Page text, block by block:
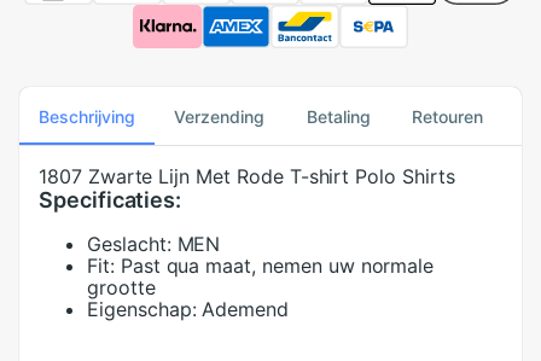
Beschrijving Verzending Betaling Retouren
1807 Zwarte Lijn Met Rode T-shirt Polo Shirts
Specificaties:
Geslacht: MEN
Fit: Past qua maat, nemen uw normale
grootte
Eigenschap: Ademend